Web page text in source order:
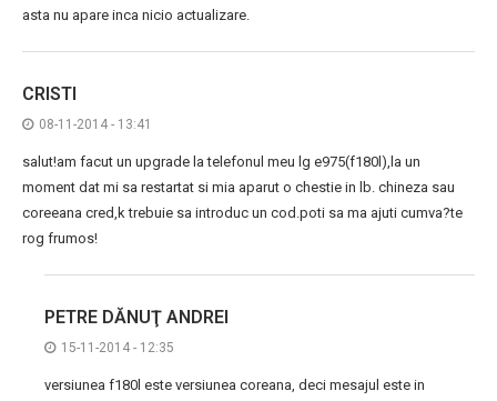
asta nu apare inca nicio actualizare.
CRISTI
08-11-2014 - 13:41
salut!am facut un upgrade la telefonul meu lg e975(f180l),la un
moment dat mi sa restartat si mia aparut o chestie in lb. chineza sau
coreeana cred,k trebuie sa introduc un cod.poti sa ma ajuti cumva?te
rog frumos!
PETRE DĂNUŢ ANDREI
15-11-2014 - 12:35
versiunea f180l este versiunea coreana, deci mesajul este in